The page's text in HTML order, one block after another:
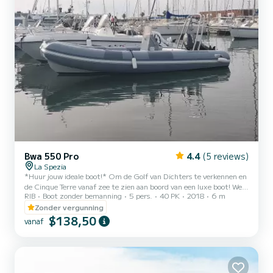
Bwa 550 Pro 4.4 (5 reviews)
La Spezia
*Huur jouw ideale boot!* Om de Golf van Dichters te verkennen en
de Cinque Terre vanaf zee te zien aan boord van een luxe boot! We
bieden een breed scala aan opties om de wonderen van deze unieke
regio te ontdekken. *Rubberboten zonder vaarbewijs:* - 40 pk
motor - Maximaal 5 personen capaciteit - Makkelijk te besturen en
te manoeuvreren - Perfect om de Cinque Terre en de Golf van
afmetingen en capaciteiten - Ideaal voor grotere groepen...
RIB Boot zonder bemanning 5 pers. 40 PK 2018
6 m
Zonder vergunning
vanaf $138,50